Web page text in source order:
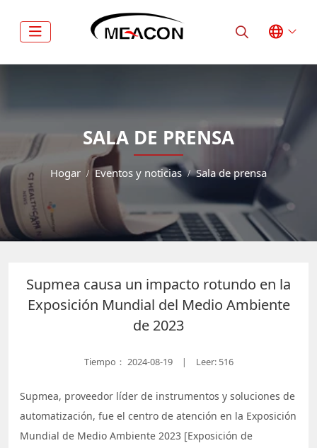
SALA DE PRENSA
Hogar Eventos y noticias Sala de prensa
Supmea causa un impacto rotundo en la
Exposición Mundial del Medio Ambiente
de 2023
Tiempo： 2024-08-19 | Leer: 516
Supmea, proveedor líder de instrumentos y soluciones de
automatización, fue el centro de atención en la Exposición
Mundial de Medio Ambiente 2023 [Exposición de